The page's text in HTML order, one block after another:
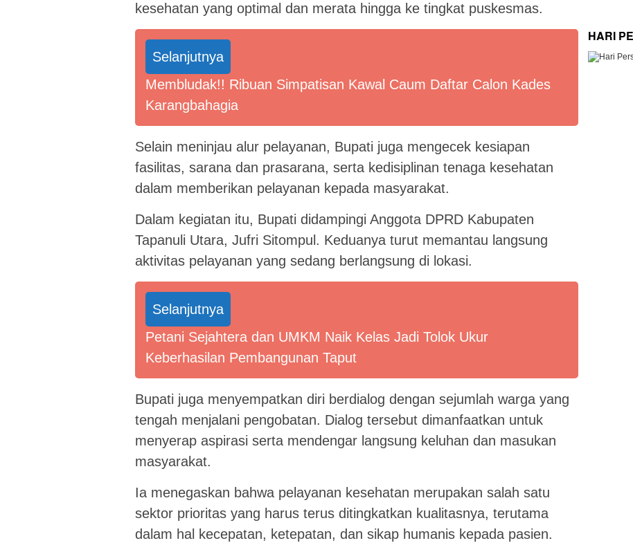
kesehatan yang optimal dan merata hingga ke tingkat puskesmas.
Selanjutnya
Membludak!! Ribuan Simpatisan Kawal Caum Daftar Calon Kades
Karangbahagia
Selain meninjau alur pelayanan, Bupati juga mengecek kesiapan
fasilitas, sarana dan prasarana, serta kedisiplinan tenaga kesehatan
dalam memberikan pelayanan kepada masyarakat.
Dalam kegiatan itu, Bupati didampingi Anggota DPRD Kabupaten
Tapanuli Utara, Jufri Sitompul. Keduanya turut memantau langsung
aktivitas pelayanan yang sedang berlangsung di lokasi.
Selanjutnya
Petani Sejahtera dan UMKM Naik Kelas Jadi Tolok Ukur
Keberhasilan Pembangunan Taput
Bupati juga menyempatkan diri berdialog dengan sejumlah warga yang
tengah menjalani pengobatan. Dialog tersebut dimanfaatkan untuk
menyerap aspirasi serta mendengar langsung keluhan dan masukan
masyarakat.
Ia menegaskan bahwa pelayanan kesehatan merupakan salah satu
sektor prioritas yang harus terus ditingkatkan kualitasnya, terutama
dalam hal kecepatan, ketepatan, dan sikap humanis kepada pasien.
HARI